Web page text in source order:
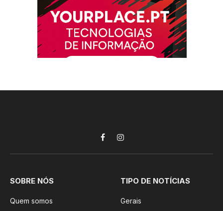
FacebookInstagram
SOBRE NÓS
Quem somos
TIPO DE NOTÍCIAS
Gerais